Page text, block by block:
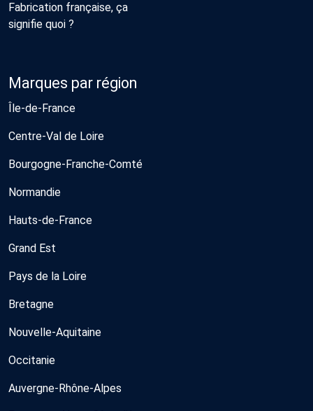
Fabrication française, ça
signifie quoi ?
Marques par région
Île-de-France
Centre-Val de Loire
Bourgogne-Franche-Comté
Normandie
Hauts-de-France
Grand Est
Pays de la Loire
Bretagne
Nouvelle-Aquitaine
Occitanie
Auvergne-Rhône-Alpes